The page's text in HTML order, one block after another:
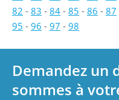
82 - 83 - 84 - 85 - 86 - 87
95 - 96 - 97 - 98
Demandez un
sommes à